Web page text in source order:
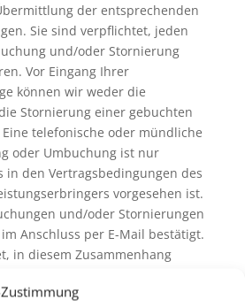
der entsprechenden
Sie sind verpflichtet, jeden
und/oder Stornierung
Vor Eingang Ihrer
können wir weder die
Stornierung einer gebuchten
Eine telefonische oder mündliche
oder Umbuchung ist nur
in den Vertragsbedingungen des
vorgesehen ist.
und/oder Stornierungen
Anschluss per E-Mail bestätigt.
in diesem Zusammenhang